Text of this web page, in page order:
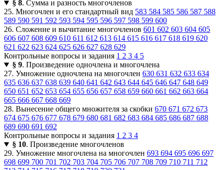
§ 8. Сумма и разность многочленов
25. Многочлен и его стандартный вид 583 584 585 586 587 588
589 590 591 592 593 594 595 596 597 598 599 600
26. Сложение и вычитание многочленов 601 602 603 604 605
606 607 608 609 610 611 612 613 614 615 616 617 618 619 620
621 622 623 624 625 626 627 628 629
Контрольные вопросы и задания 1 2 3 4 5
§ 9. Произведение одночлена и многочлена
27. Умножение одночлена на многочлен 630 631 632 633 634
635 636 637 638 639 640 641 642 643 644 645 646 647 648 649
650 651 652 653 654 655 656 657 658 659 660 661 662 663 664
665 666 667 668 669
28. Вынесение общего множителя за скобки 670 671 672 673
674 675 676 677 678 679 680 681 682 683 684 685 686 687 688
689 690 691 692
Контрольные вопросы и задания 1 2 3 4
§ 10. Произведение многочленов
29. Умножение многочлена на многочлен 693 694 695 696 697
698 699 700 701 702 703 704 705 706 707 708 709 710 711 712